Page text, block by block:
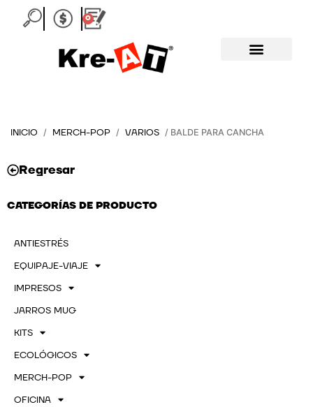
0
Carrito
INICIO / MERCH-POP / VARIOS / BALDE PARA CANCHA
Regresar
CATEGORÍAS DE PRODUCTO
ANTIESTRÉS
EQUIPAJE-VIAJE
IMPRESOS
JARROS MUG
KITS
ECOLÓGICOS
MERCH-POP
OFICINA